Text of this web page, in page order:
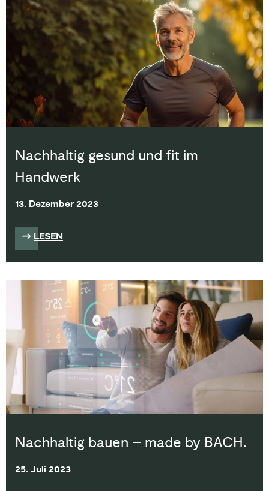
Nachhaltig gesund und fit im
Handwerk
13. Dezember 2023
LESEN
Nachhaltig bauen – made by BACH.
25. Juli 2023